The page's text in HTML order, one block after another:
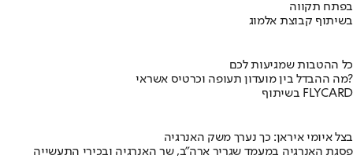
בפתח תקווה
בשיתוף קבוצת אלמוג
כל ההטבות שמגיעות לכם
מה ההבדל בין מועדון תעופה וכרטיס אשראי?
בשיתוף FLYCARD
בצל איומי איראן: כך נערך משק האנרגיה
פסגת האנרגיה במעמד שגריר ארה"ב, שר האנרגיה ובכירי התעשייה